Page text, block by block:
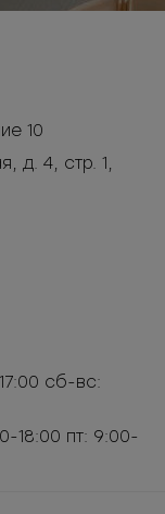
10
д. 4, стр. 1,
сб-вс:
18:00 пт: 9:00-